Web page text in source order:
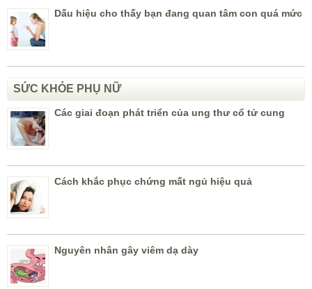
Dấu hiệu cho thấy bạn đang quan tâm con quá mức
SỨC KHỎE PHỤ NỮ
Các giai đoạn phát triển của ung thư cổ tử cung
Cách khắc phục chứng mất ngủ hiệu quả
Nguyên nhân gây viêm dạ dày